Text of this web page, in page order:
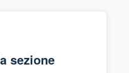
sezione